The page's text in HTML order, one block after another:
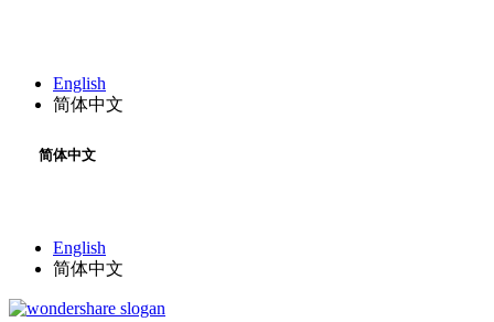
English
简体中文
简体中文
English
简体中文